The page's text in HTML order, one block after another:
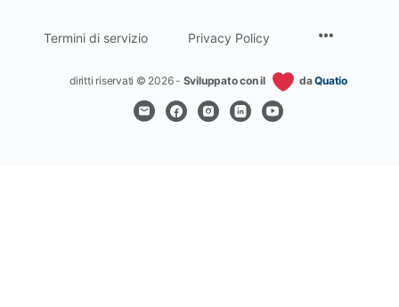
Termini di servizio Privacy Policy
diritti riservati © 2026 - Sviluppato con il daQuatio